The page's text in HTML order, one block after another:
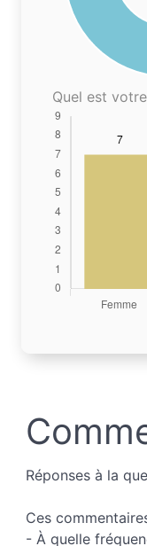
Quel est
Réponses à la
Ces
- À quelle